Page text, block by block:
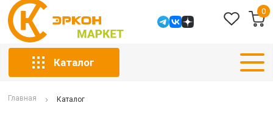
0
Каталог
Главная Каталог